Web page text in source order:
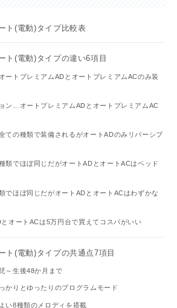
ト(電動)タイプ比較表
ト(電動)タイプの違い6項目
ートプレミアムADとオートプレミアムACのみ装
ン…オートプレミアムADとオートプレミアムAC
ての種類で装備されるがオートADのみリバーシブ
類でほぼ同じだがオートADとオートACはベッド
でほぼ同じだがオートADとオートACはわずかな
オートACは5万円台で買えてコスパがいい
ト(電動)タイプの共通点7項目
～生後48か月まで
かりとゆったりのプログラムモード
い8種類のメロディを搭載